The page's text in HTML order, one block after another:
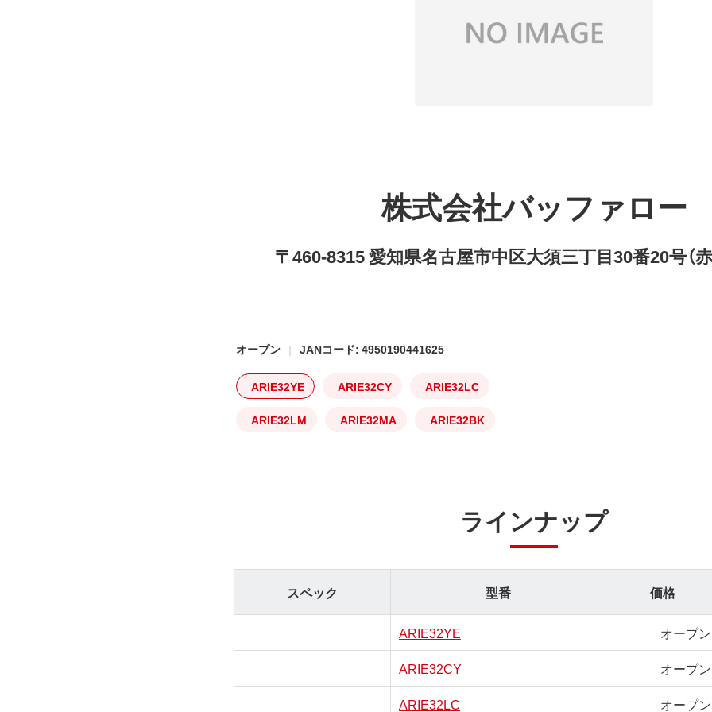
株式会社バッファロー
〒460-8315 愛知県名古屋市中区大須三丁目30番20号（
オープン JANコード: 4950190441625
ARIE32YE ARIE32CY ARIE32LC
ARIE32LM ARIE32MA ARIE32BK
ラインナップ
スペック 型番 価格
ARIE32YE オープン
ARIE32CY
オープン
ARIE32LC
オープン